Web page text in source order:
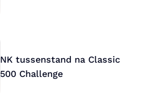
NK tussenstand na Classic
500 Challenge